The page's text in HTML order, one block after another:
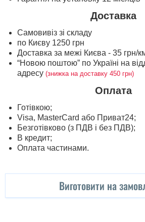
Доставка
Самовивіз зі складу
по Києву 1250 грн
Доставка за межі Києва - 35 грн/
“Новою поштою” по Україні на
адресу (знижка на доставку 450 грн)
Оплата
Готівкою;
Visa, MasterСard або Приват24;
Безготівково (з ПДВ і без ПДВ);
В кредит;
Оплата частинами.
Виготовити на